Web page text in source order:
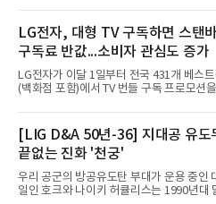
은 4884억
는 2035년까지 총 15GW(기가와트) 규모의
구축하겠다는 대형 청사진을 제시하면서다
라 경쟁 구도 역시 이동통신사인 KT, LG유
넘어 네이버, 삼성SDS 등 IT 인프라 기업으
고 있다.7일 SK텔레콤에 따르면 회사는 올
연결 기준 매출 4조 3591억원, 영업이익
기록했다. 매출은 전년 동기 대비 0.5%, 영
따른 기저효과가 실
LG전자, 대형 TV 구독하면 스탠
구독료 반값...소비자 관심도 증가
LG전자가 이달 1일부터 전국 431개 베스
(백화점 포함)에서 TV 번들 구독 프로모션을
인해주는 프로모션이다.대상 제품은
레드, 75·86·100형 마이크로 RGB, 75·86
RGB 등 거실용 TV로 인기가 높은 베스트셀
개 모델이며, 동시 구독 계약 시 스탠바이미
27LX6TPGA) 구독료를 50% 할인 받을 수
모션 대상 모델과 혜택, 구독료 등 프로모션
은 베스트샵 판매 매니저에게 문의하면 자
[LIG D&A 50년-36] 지대공 유도
끝없는 진화 '천궁'
우리 공군의 방공유도탄 부대가 운용 중인
일인 호크와 나이키 허큘리스는 1990년대